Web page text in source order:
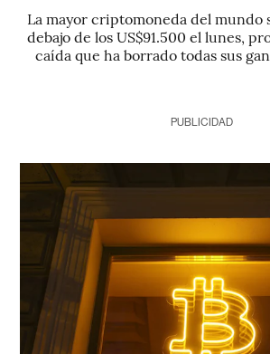
La mayor criptomoneda del mundo
debajo de los US$91.500 el lunes,
caída que ha borrado todas sus
PUBLICIDAD